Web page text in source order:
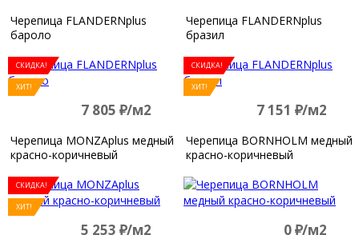
Черепица FLANDERNplus
бароло
СКИДКА!
ХИТ!
7 805 д/м2
Черепица FLANDERNplus
бразил
СКИДКА!
ХИТ!
7 151 д/м2
Черепица MONZAplus медный
красно-коричневый
СКИДКА!
ХИТ!
5 253 д/м2
Черепица BORNHOLM медный
красно-коричневый
0 д/м2